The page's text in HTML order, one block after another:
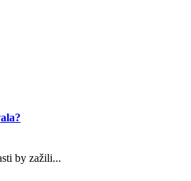
by zažili...